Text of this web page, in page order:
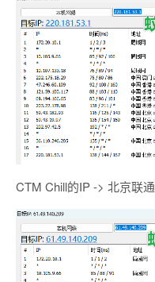
CTM Chill的IP -> 北京联通